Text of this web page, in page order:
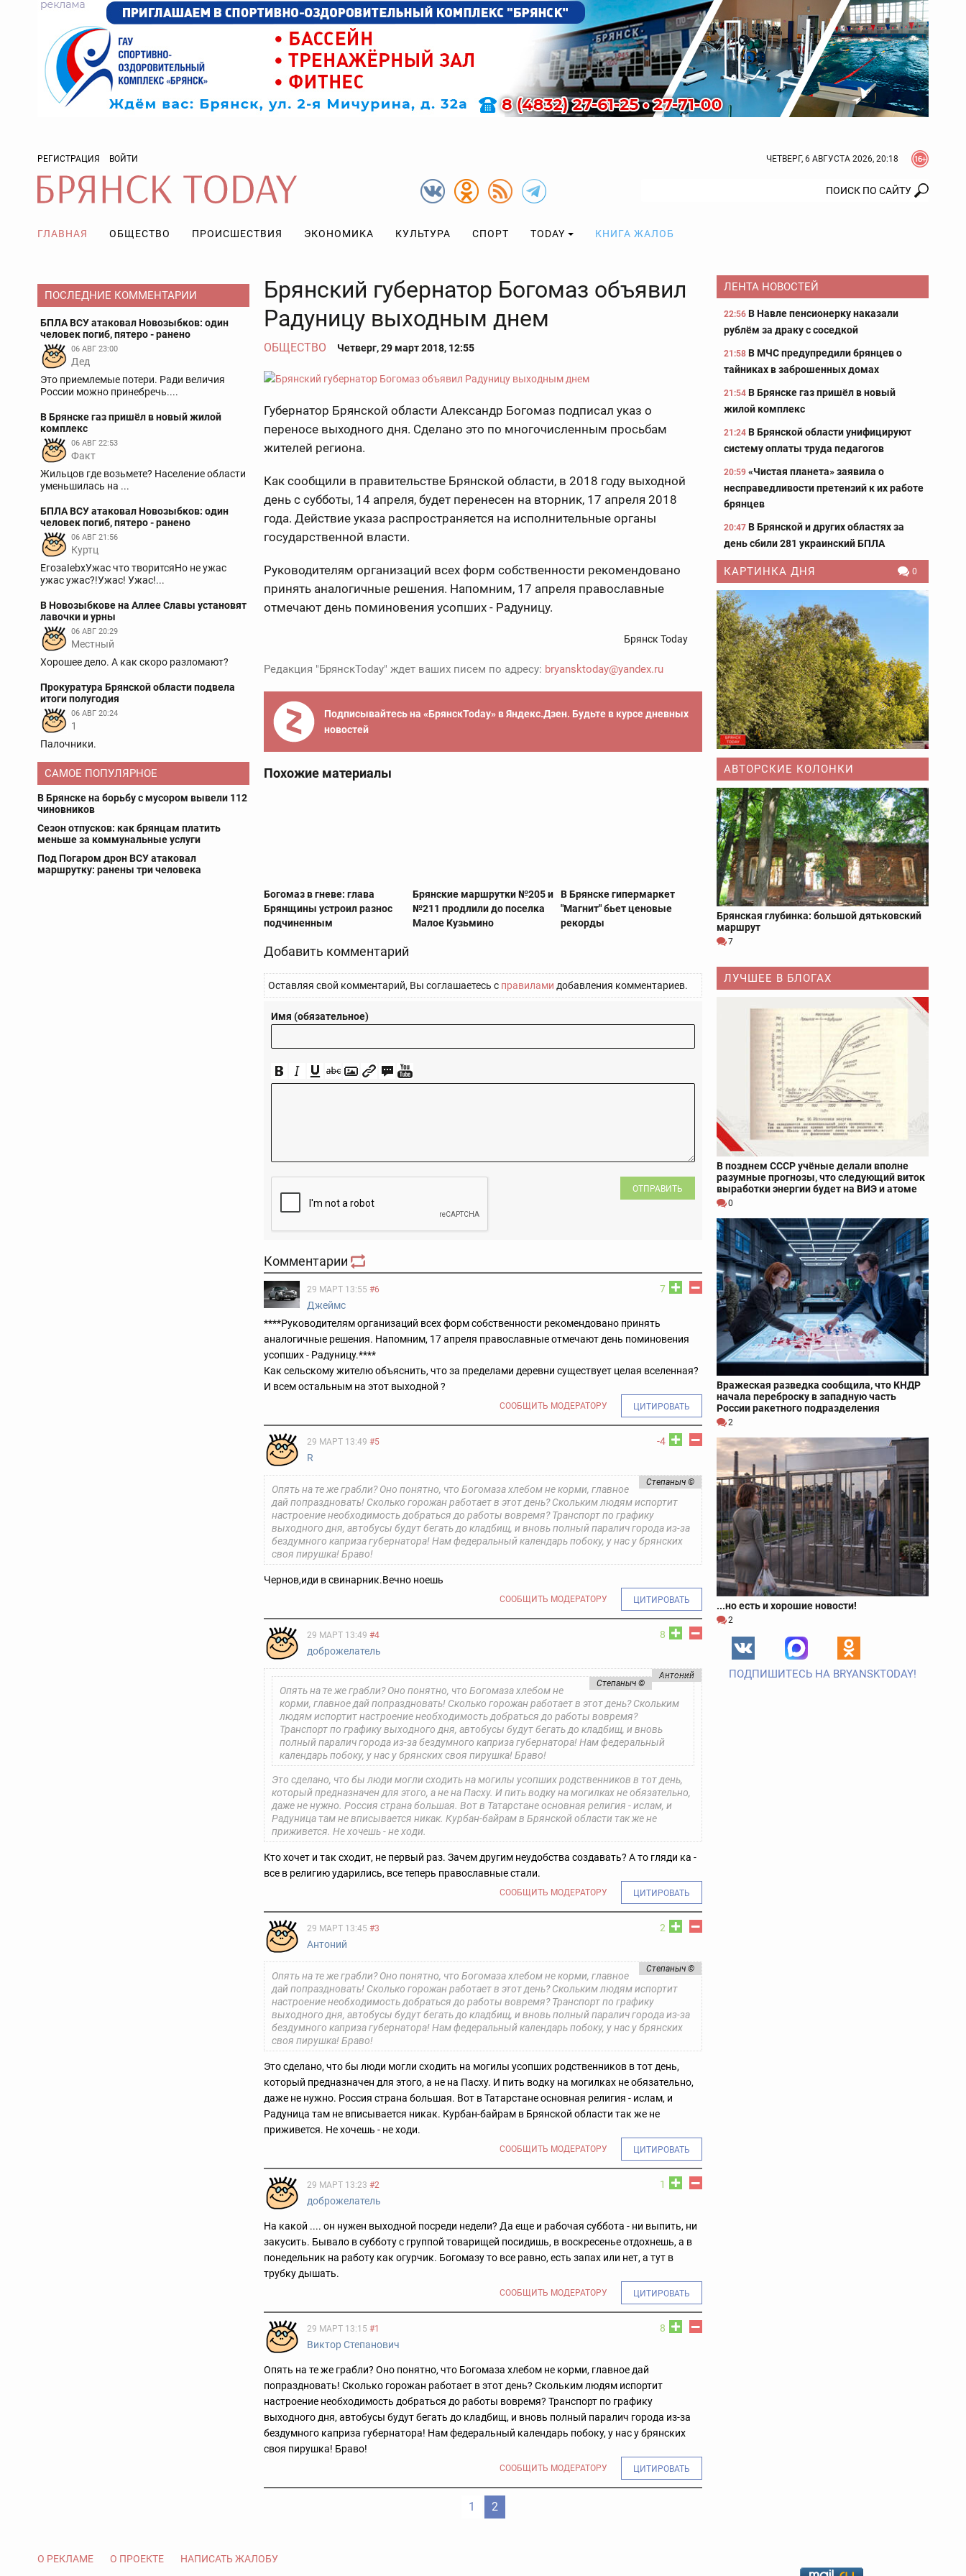
РЕГИСТРАЦИЯ ВОЙТИ ЧЕТВЕРГ, 6 АВГУСТА 2026, 20:18
ГЛАВНАЯ ОБЩЕСТВО ПРОИСШЕСТВИЯ ЭКОНОМИКА КУЛЬТУРА СПОРТ TODAY КНИГА ЖАЛОБ
ПОСЛЕДНИЕ КОММЕНТАРИИ
БПЛА ВСУ атаковал Новозыбков: один
человек погиб, пятеро - ранено
06 АВГ 23:00
Дед
Это приемлемые потери. Ради величия
России можно принебречь....
В Брянске газ пришёл в новый жилой
комплекс
06 АВГ 22:53
Факт
Жильцов где возьмете? Население области
уменьшилась на ...
БПЛА ВСУ атаковал Новозыбков: один
человек погиб, пятеро - ранено
06 АВГ 21:56
Куртц
ЕгозаIebxУжас что творитсяНо не ужас
ужас ужас?!Ужас! Ужас!...
В Новозыбкове на Аллее Славы установят
лавочки и урны
06 АВГ 20:29
Местный
Хорошее дело. А как скоро разломают?
Прокуратура Брянской области подвела
итоги полугодия
06 АВГ 20:24
1
Палочники.
САМОЕ ПОПУЛЯРНОЕ
В Брянске на борьбу с мусором вывели 112
чиновников
Сезон отпусков: как брянцам платить
меньше за коммунальные услуги
Под Погаром дрон ВСУ атаковал
маршрутку: ранены три человека
Брянский губернатор Богомаз объявил
Радуницу выходным днем
ОБЩЕСТВО Четверг, 29 март 2018, 12:55
Губернатор Брянской области Александр Богомаз подписал указ о
переносе выходного дня. Сделано это по многочисленным просьбам
жителей региона.
Как сообщили в правительстве Брянской области, в 2018 году выходной
день с субботы, 14 апреля, будет перенесен на вторник, 17 апреля 2018
года. Действие указа распространяется на исполнительные органы
государственной власти.
Руководителям организаций всех форм собственности рекомендовано
принять аналогичные решения. Напомним, 17 апреля православные
отмечают день поминовения усопших - Радуницу.
Брянск Today
Редакция "БрянскToday" ждет ваших писем по адресу: bryansktoday@yandex.ru
Подписывайтесь на «БрянскToday» в Яндекс.Дзен. Будьте в курсе дневных
новостей
Похожие материалы
Богомаз в гневе: глава
Брянщины устроил разнос
подчиненным
Брянские маршрутки №205 и
№211 продлили до поселка
Малое Кузьмино
В Брянске гипермаркет
"Магнит" бьет ценовые
рекорды
Добавить комментарий
Оставляя свой комментарий, Вы соглашаетесь с правилами добавления комментариев.
Имя (обязательное)
ОТПРАВИТЬ
Комментарии
7
29 МАРТ 13:55 #6
Джеймс
****Руководителям организаций всех форм собственности рекомендовано принять
аналогичные решения. Напомним, 17 апреля православные отмечают день поминовения
усопших - Радуницу.****
Как сельскому жителю объяснить, что за пределами деревни существует целая вселенная?
И всем остальным на этот выходной ?
СООБЩИТЬ МОДЕРАТОРУ ЦИТИРОВАТЬ
-4
29 МАРТ 13:49 #5
R
Степаныч ©
Опять на те же грабли? Оно понятно, что Богомаза хлебом не корми, главное
дай попраздновать! Сколько горожан работает в этот день? Скольким людям испортит
настроение необходимость добраться до работы вовремя? Транспорт по графику
выходного дня, автобусы будут бегать до кладбищ, и вновь полный паралич города из-за
бездумного каприза губернатора! Нам федеральный календарь побоку, у нас у брянских
своя пирушка! Браво!
Чернов,иди в свинарник.Вечно ноешь
СООБЩИТЬ МОДЕРАТОРУ ЦИТИРОВАТЬ
8
29 МАРТ 13:49 #4
доброжелатель
Антоний
Степаныч ©
Опять на те же грабли? Оно понятно, что Богомаза хлебом не
корми, главное дай попраздновать! Сколько горожан работает в этот день? Скольким
людям испортит настроение необходимость добраться до работы вовремя?
Транспорт по графику выходного дня, автобусы будут бегать до кладбищ, и вновь
полный паралич города из-за бездумного каприза губернатора! Нам федеральный
календарь побоку, у нас у брянских своя пирушка! Браво!
Это сделано, что бы люди могли сходить на могилы усопших родственников в тот день,
который предназначен для этого, а не на Пасху. И пить водку на могилках не обязательно,
даже не нужно. Россия страна большая. Вот в Татарстане основная религия - ислам, и
Радуница там не вписывается никак. Курбан-байрам в Брянской области так же не
приживется. Не хочешь - не ходи.
Кто хочет и так сходит, не первый раз. Зачем другим неудобства создавать? А то гляди ка -
все в религию ударились, все теперь православные стали.
СООБЩИТЬ МОДЕРАТОРУ ЦИТИРОВАТЬ
2
29 МАРТ 13:45 #3
Антоний
Степаныч ©
Опять на те же грабли? Оно понятно, что Богомаза хлебом не корми, главное
дай попраздновать! Сколько горожан работает в этот день? Скольким людям испортит
настроение необходимость добраться до работы вовремя? Транспорт по графику
выходного дня, автобусы будут бегать до кладбищ, и вновь полный паралич города из-за
бездумного каприза губернатора! Нам федеральный календарь побоку, у нас у брянских
своя пирушка! Браво!
Это сделано, что бы люди могли сходить на могилы усопших родственников в тот день,
который предназначен для этого, а не на Пасху. И пить водку на могилках не обязательно,
даже не нужно. Россия страна большая. Вот в Татарстане основная религия - ислам, и
Радуница там не вписывается никак. Курбан-байрам в Брянской области так же не
приживется. Не хочешь - не ходи.
СООБЩИТЬ МОДЕРАТОРУ ЦИТИРОВАТЬ
1
29 МАРТ 13:23 #2
доброжелатель
На какой .... он нужен выходной посреди недели? Да еще и рабочая суббота - ни выпить, ни
закусить. Бывало в субботу с группой товарищей посидишь, в воскресенье отдохнешь, а в
понедельник на работу как огурчик. Богомазу то все равно, есть запах или нет, а тут в
трубку дышать.
СООБЩИТЬ МОДЕРАТОРУ ЦИТИРОВАТЬ
8
29 МАРТ 13:15 #1
Виктор Степанович
Опять на те же грабли? Оно понятно, что Богомаза хлебом не корми, главное дай
попраздновать! Сколько горожан работает в этот день? Скольким людям испортит
настроение необходимость добраться до работы вовремя? Транспорт по графику
выходного дня, автобусы будут бегать до кладбищ, и вновь полный паралич города из-за
бездумного каприза губернатора! Нам федеральный календарь побоку, у нас у брянских
своя пирушка! Браво!
СООБЩИТЬ МОДЕРАТОРУ ЦИТИРОВАТЬ
1 2
ЛЕНТА НОВОСТЕЙ
22:56 В Навле пенсионерку наказали
рублём за драку с соседкой
21:58 В МЧС предупредили брянцев о
тайниках в заброшенных домах
21:54 В Брянске газ пришёл в новый
жилой комплекс
21:24 В Брянской области унифицируют
систему оплаты труда педагогов
20:59 «Чистая планета» заявила о
несправедливости претензий к их работе
брянцев
20:47 В Брянской и других областях за
день сбили 281 украинский БПЛА
КАРТИНКА ДНЯ 0
АВТОРСКИЕ КОЛОНКИ
Брянская глубинка: большой дятьковский
маршрут
7
ЛУЧШЕЕ В БЛОГАХ
В позднем СССР учёные делали вполне
разумные прогнозы, что следующий виток
выработки энергии будет на ВИЭ и атоме
0
Вражеская разведка сообщила, что КНДР
начала переброску в западную часть
России ракетного подразделения
2
...но есть и хорошие новости!
2
ПОДПИШИТЕСЬ НА BRYANSKTODAY!
О РЕКЛАМЕ О ПРОЕКТЕ НАПИСАТЬ ЖАЛОБУ